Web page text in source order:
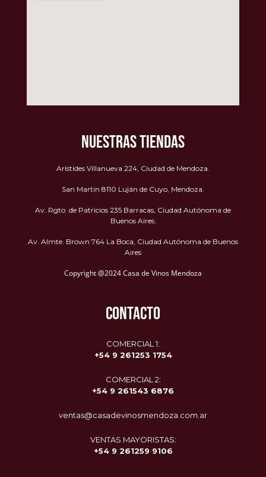
NUESTRAS TIENDAS
Arístides Villanueva 224, Ciudad de Mendoza.
San Martin 8110 Luján de Cuyo, Mendoza.
Av. Rgto. de Patricios 235 Barracas, Ciudad Autónoma de
Buenos Aires.
Av. Almte. Brown 764 La Boca, Ciudad Autónoma de Buenos
Aires
Copyright @2024 Casa de Vinos Mendoza
CONTACTO
COMERCIAL 1:
+54 9 261253 1754
COMERCIAL 2:
+54 9 261543 6876
ventas@casadevinosmendoza.com.ar
VENTAS MAYORISTAS:
+54 9 261259 9106